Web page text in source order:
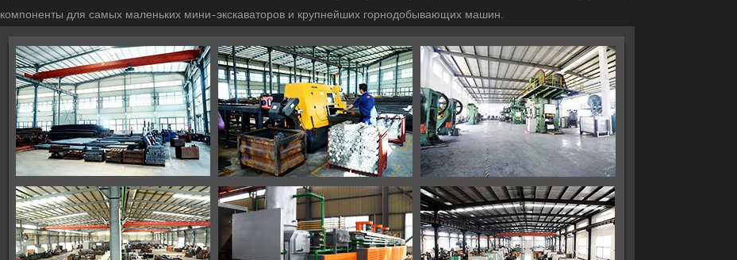
компоненты для самых маленьких мини-экскаваторов и крупнейших горнодобывающих машин.